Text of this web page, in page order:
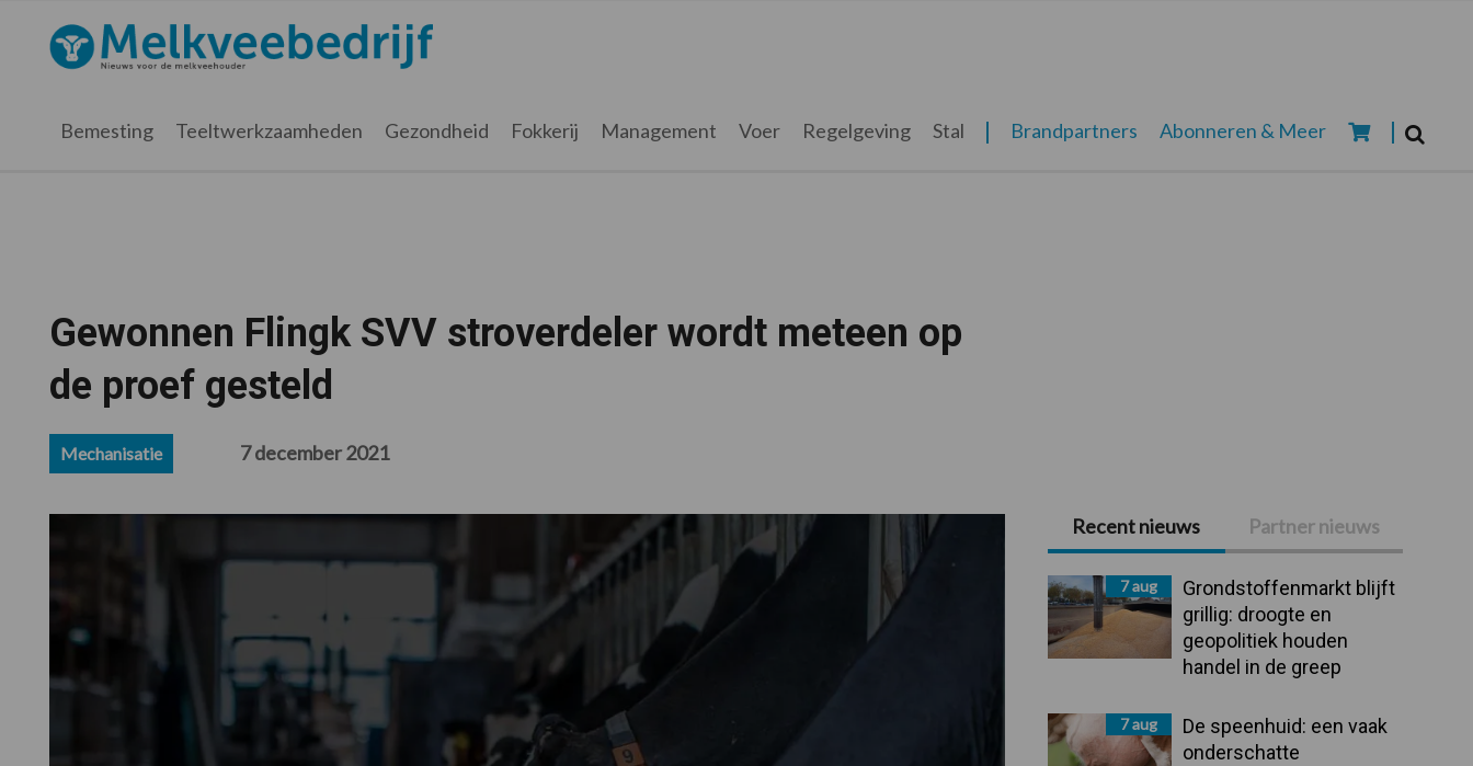
hoofdnavigatie
hoofd
eerste
voettekst
Melkveebedrijf.nl
Bemesting Teeltwerkzaamheden Gezondheid Fokkerij Management Voer Regelgeving Stal Brandpartners Abonneren & Meer
Gewonnen Flingk SVV stroverdeler wordt meteen op
de proef gesteld
Mechanisatie 7 december 2021
Primaire
Sidebar
Recent nieuws Partner nieuws
7 aug
Grondstoffenmarkt blijft
grillig: droogte en
geopolitiek houden
handel in de greep
7 aug
De speenhuid: een vaak
onderschatte